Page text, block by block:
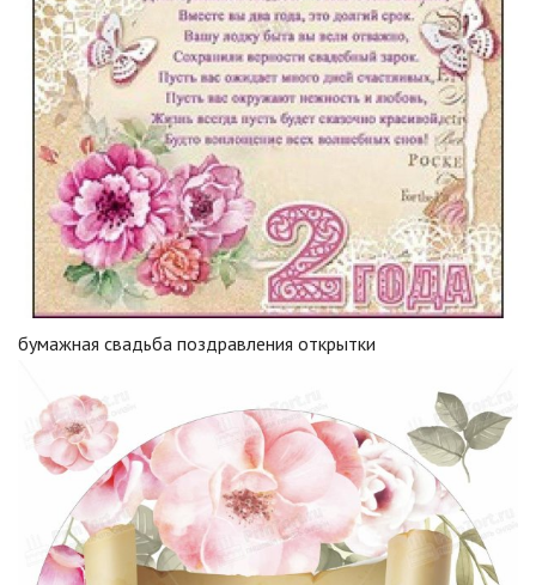
бумажная свадьба поздравления открытки